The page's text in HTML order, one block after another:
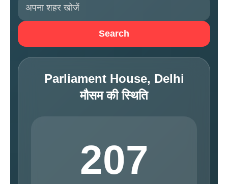
Search
Parliament House, Delhi
मौसम की स्थिति
207